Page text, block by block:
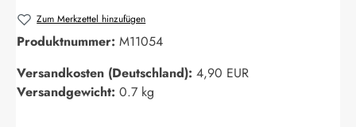
Zum Merkzettel hinzufügen
Produktnummer: M11054
Versandkosten (Deutschland): 4,90 EUR
Versandgewicht: 0.7 kg